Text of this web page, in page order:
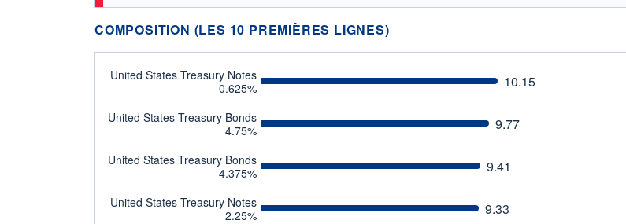
COMPOSITION (LES 10 PREMIÈRES LIGNES)
United States Treasury Notes
0.625%
10.15
United States Treasury Bonds
4.75%
9.77
United States Treasury Bonds
4.375%
9.41
United States Treasury Notes
2.25%
9.33